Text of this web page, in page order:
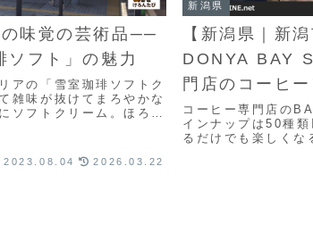
の味覚の芸術品──
ソフト」の魅力
アの「雪室珈琲ソフトク
雑味が抜けてまろやかな
ソフトクリーム。ほろ苦
2023.08.04 2026.03.22
新潟県
【新潟県｜新
DONYA BAY
門店のコーヒー
コーヒー専門店の
インナップは50種
るだけでも楽しくな
たソフトクリーム